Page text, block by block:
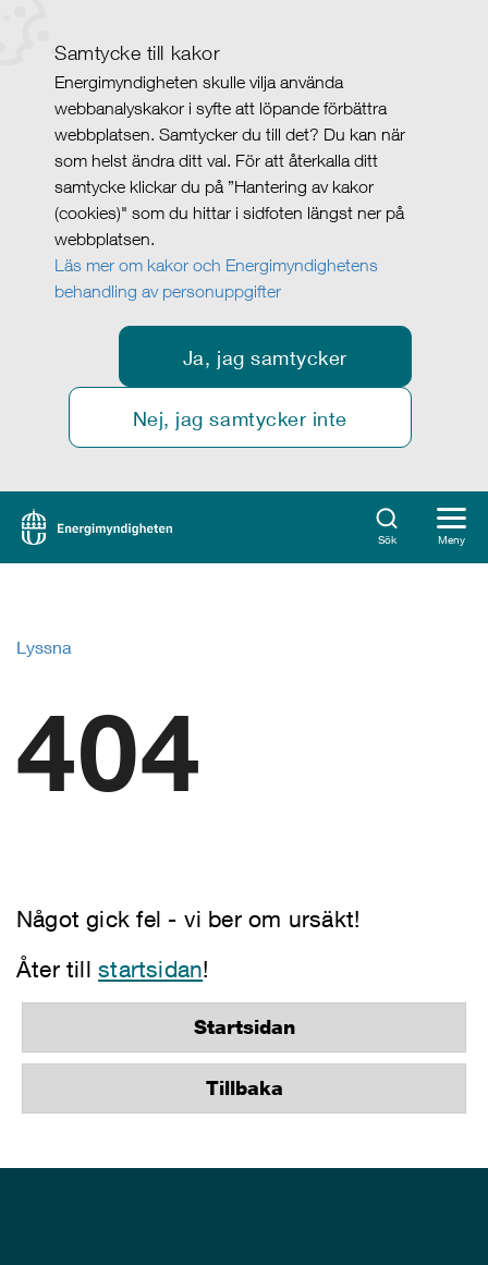
Samtycke till kakor
Energimyndigheten skulle vilja använda
webbanalyskakor i syfte att löpande förbättra
webbplatsen. Samtycker du till det? Du kan när
som helst ändra ditt val. För att återkalla ditt
samtycke klickar du på ”Hantering av kakor
(cookies)" som du hittar i sidfoten längst ner på
webbplatsen.
Läs mer om kakor och Energimyndighetens
behandling av personuppgifter
Ja, jag samtycker
Nej, jag samtycker inte
Sök Meny
Lyssna
404
Något gick fel - vi ber om ursäkt!
Åter tillstartsidan!
Startsidan
Tillbaka